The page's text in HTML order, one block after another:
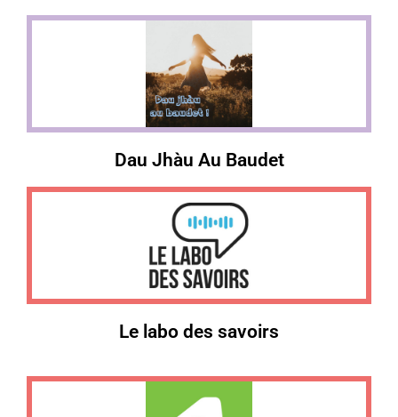
Dau Jhàu Au Baudet
Le labo des savoirs